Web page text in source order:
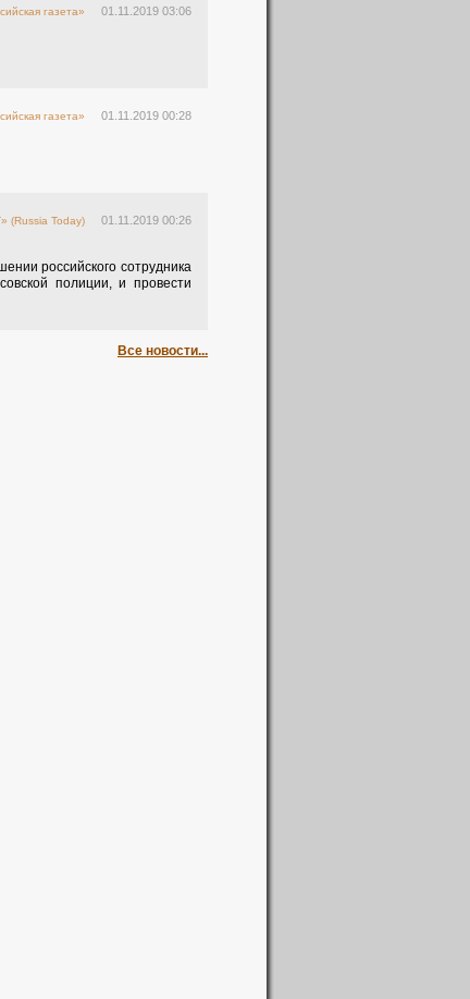
01.11.2019 03:06
газета»
01.11.2019 00:28
газета»
01.11.2019 00:26
(Russia Today)
российского сотрудника
полиции, и провести
Все новости...